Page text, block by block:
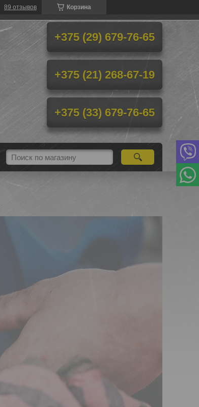
Корзина
89 отзывов
+375 (29) 679-76-65
+375 (21) 268-67-19
+375 (33) 679-76-65